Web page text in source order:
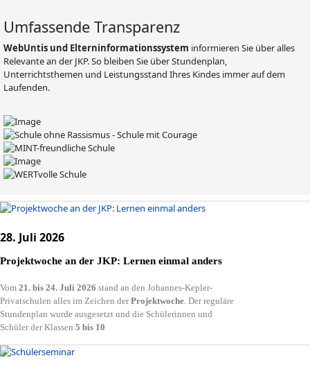
Umfassende Transparenz
WebUntis und Elterninformationssystem informieren Sie über alles
Relevante an der JKP. So bleiben Sie über Stundenplan,
Unterrichtsthemen und Leistungsstand Ihres Kindes immer auf dem
Laufenden.
Projektwoche an der JKP: Lernen einmal anders
28. Juli 2026
Vom 21. bis 24. Juli 2026 stand an den Johannes-Kepler-
Privatschulen alles im Zeichen derProjektwoche. Der reguläre
Stundenplan wurde ausgesetzt und die Schülerinnen und
Schüler der Klassen 5 bis 10